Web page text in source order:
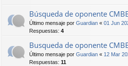
Búsqueda de oponente
Último mensaje por Guardian « 01 Jun
Respuestas: 4
Busqueda de oponente
Último mensaje por Guardian « 12 Mar
Respuestas: 11